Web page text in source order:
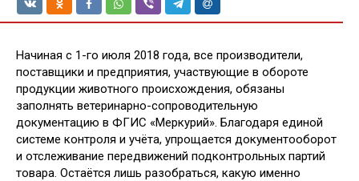
Начиная с 1-го июля 2018 года, все производители,
поставщики и предприятия, участвующие в обороте
продукции животного происхождения, обязаны
заполнять ветеринарно-сопроводительную
документацию в ФГИС «Меркурий». Благодаря единой
системе контроля и учёта, упрощается документооборот
и отслеживание передвижений подконтрольных партий
товара. Остаётся лишь разобраться, какую именно